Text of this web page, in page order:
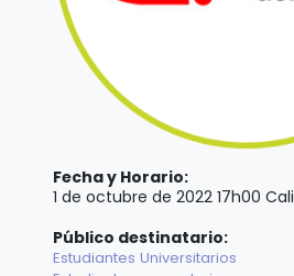
Fecha y Horario:
1 de octubre de 2022 17h00 Cali
Público destinatario:
Estudiantes Universitarios